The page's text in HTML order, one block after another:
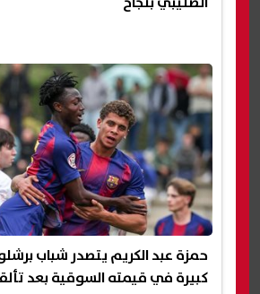
حمزة عبد الكريم يتصدر شباب
كبيرة في قيمته السوقية بعد